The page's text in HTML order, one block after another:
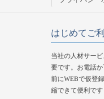
はじめてご
当社の人材サー
要です。お電話
前にWEBで仮登
縮できて便利です